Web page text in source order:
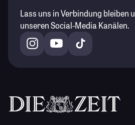
Lass uns in Verbindung bleiben
unseren Social-Media Kanälen.